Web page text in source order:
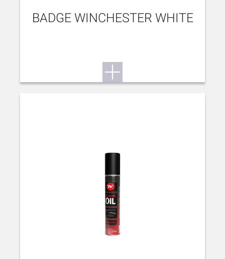
BADGE WINCHESTER WHITE